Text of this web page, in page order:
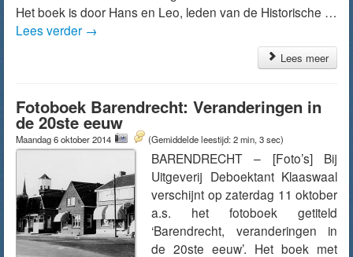
Het boek is door Hans en Leo, leden van de Historische …
Lees verder →
Lees meer
Fotoboek Barendrecht: Veranderingen in
de 20ste eeuw
Maandag 6 oktober 2014 (Gemiddelde leestijd: 2 min, 3 sec)
BARENDRECHT – [Foto’s] Bij
Uitgeverij Deboektant Klaaswaal
verschijnt op zaterdag 11 oktober
a.s. het fotoboek getiteld
‘Barendrecht, veranderingen in
de 20ste eeuw’. Het boek met